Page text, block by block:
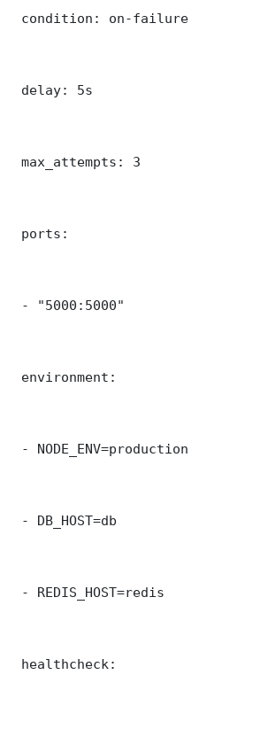
condition: on-failure
delay: 5s
max_attempts: 3
ports:
- "5000:5000"
environment:
- NODE_ENV=production
- DB_HOST=db
- REDIS_HOST=redis
healthcheck: